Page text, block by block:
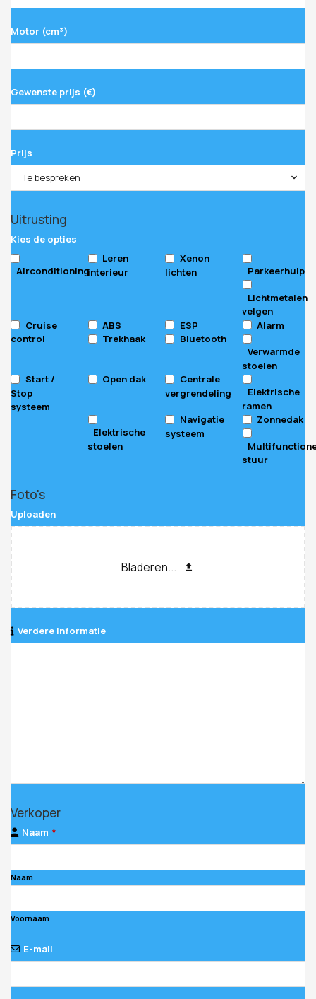
Motor (cm³)
Gewenste prijs (€)
Prijs
Te bespreken
Uitrusting
Kies de opties
Airconditioning
Leren
interieur
Xenon
lichten
Parkeerhulp
Lichtmetalen
velgen
Cruise
control
ABS ESP
Alarm
Trekhaak
Bluetooth
Verwarmde
stoelen
Start /
Stop
systeem
Open dak
Centrale
vergrendeling
Elektrische
ramen
Elektrische
stoelen
Navigatie
systeem
Zonnedak
stuur
Foto's
Uploaden
Bladeren...
Verdere informatie
Your
Website *
Verkoper
Naam *
Naam
Voornaam
E-mail